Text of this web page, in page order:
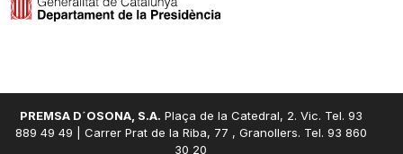
PREMSA D´OSONA, S.A. Plaça de la Catedral, 2. Vic. Tel. 93
889 49 49 | Carrer Prat de la Riba, 77 , Granollers. Tel. 93 860
30 20